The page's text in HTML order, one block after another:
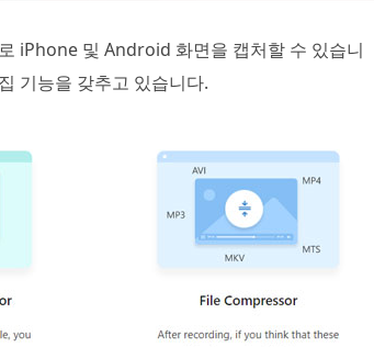
iPhone 및 Android 화면을 캡처할 수 있습니
기능을 갖추고 있습니다.